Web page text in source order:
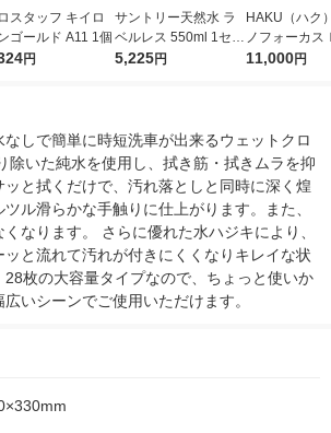
スタッフ キイロ
ゴールド A11 1個
円
サントリー天然水 ラ
ベルレス 550ml 1セッ
ト（48本）
5,225円
HAKU（ハ
ノフォーカ
5ｇ 資生堂
11,000円
しで簡単に時短洗車が出来るウェットクロ
除いた純水を使用し、拭き筋・拭きムラを抑
と拭くだけで、汚れ落としと同時に深く煌
ル滑らかな手触りに仕上がります。また、
なります。 さらに優れた水ハジキにより、
と流れて汚れが付きにくくなりキレイな状
枚の大容量タイプなので、ちょっと使いか
いシーンでご使用いただけます。